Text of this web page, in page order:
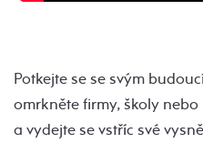
Potkejte se se svým
omrkněte firmy, školy
a vydejte se vstříc své